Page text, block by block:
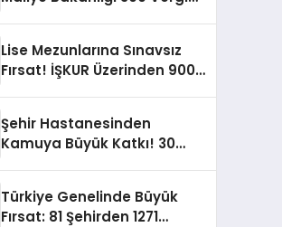
Lise Mezunlarına Sınavsız
Fırsat! İŞKUR Üzerinden 900
Şehir Hastanesinden
Kamuya Büyük Katkı! 30
Türkiye Genelinde Büyük
Fırsat: 81 Şehirden 1271